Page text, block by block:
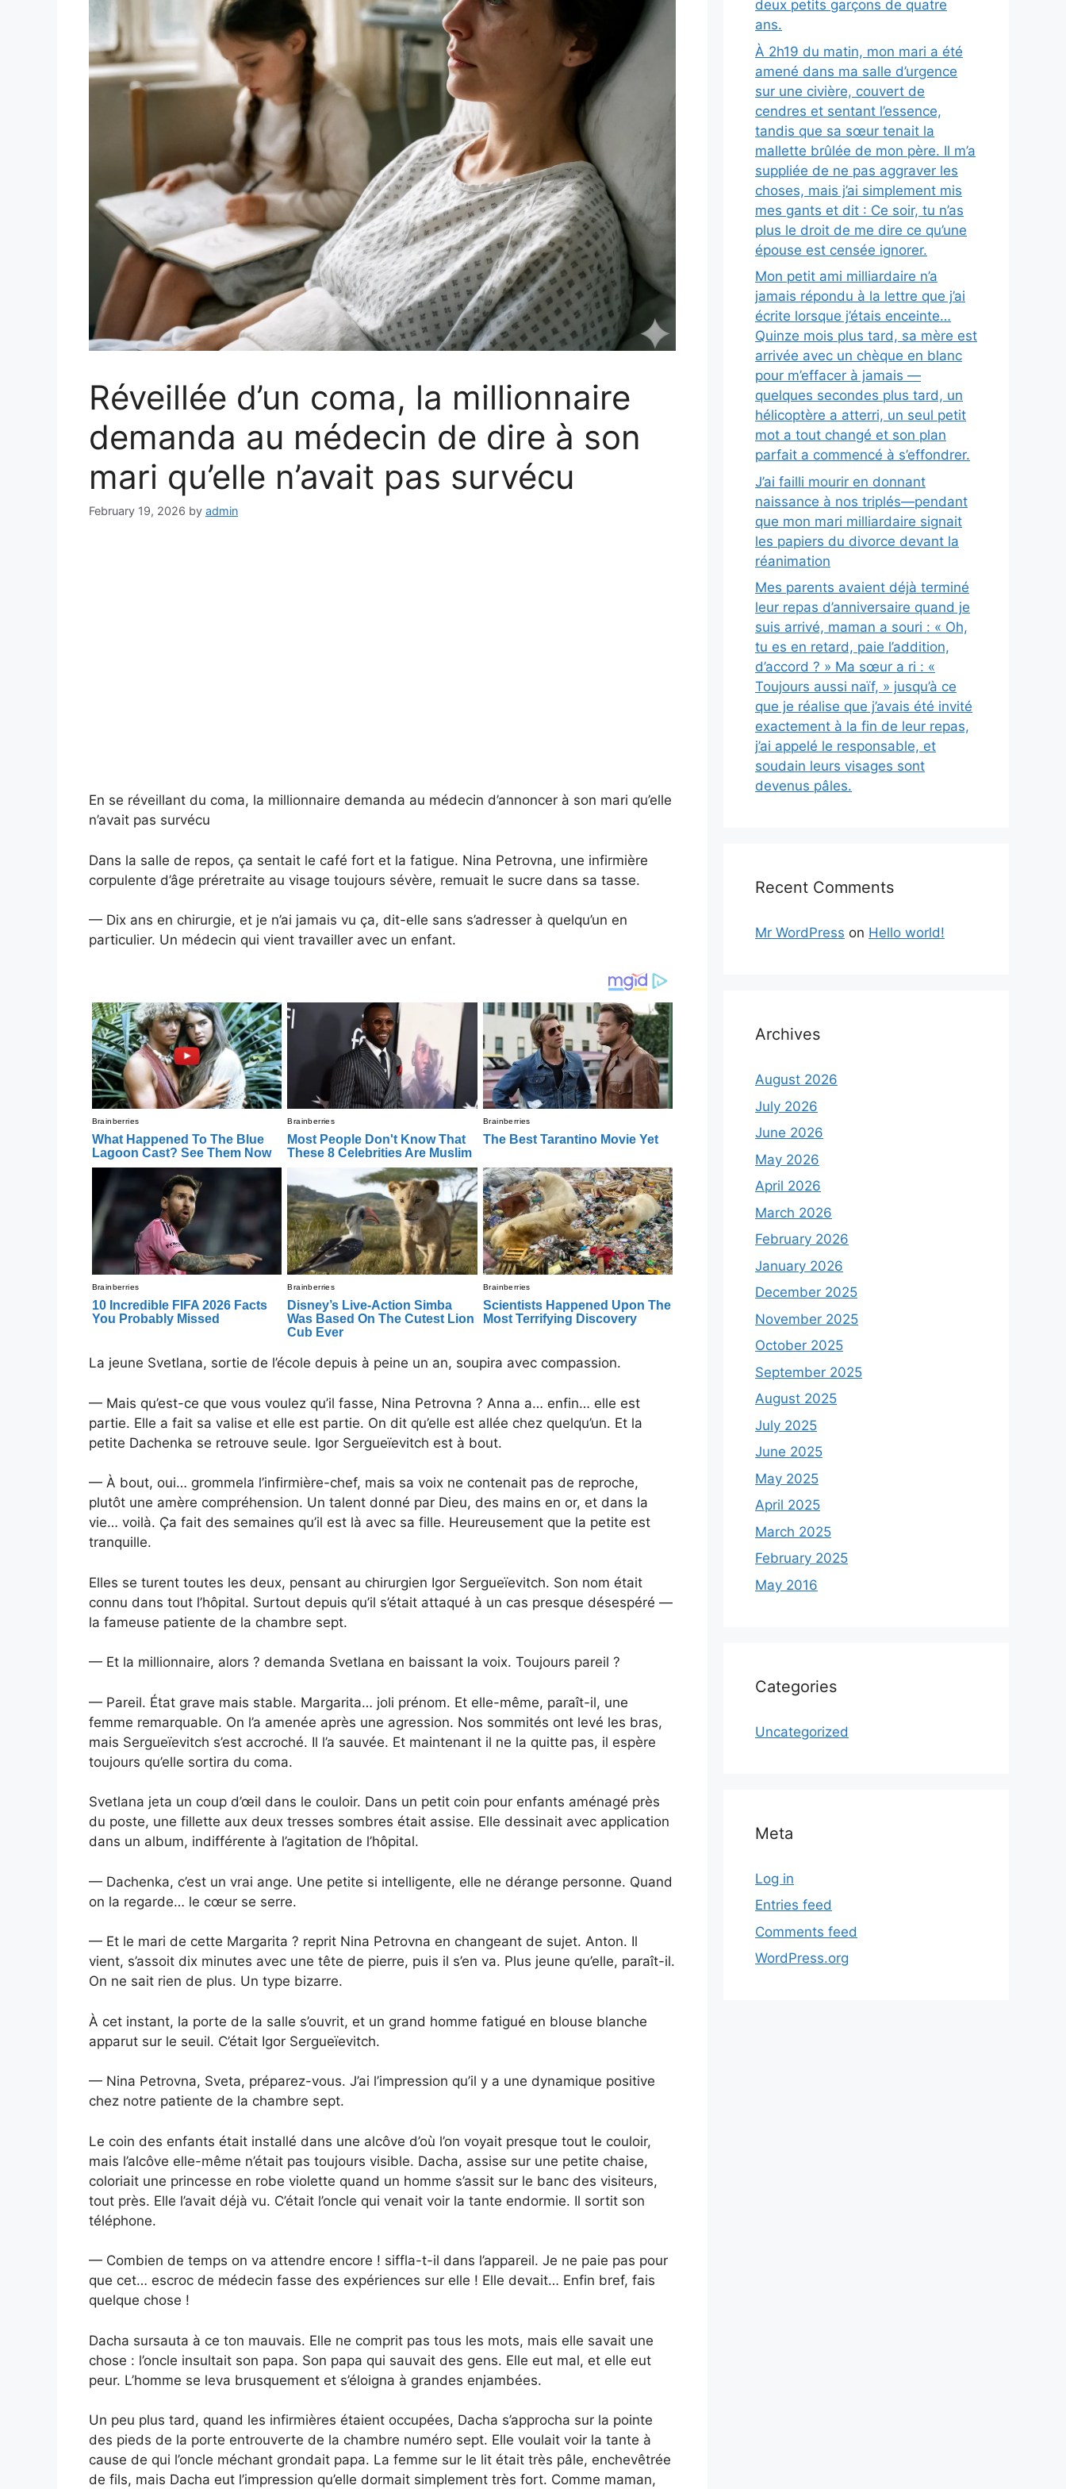
Réveillée d’un coma, la millionnaire
demanda au médecin de dire à son
mari qu’elle n’avait pas survécu
February 19, 2026 by admin
En se réveillant du coma, la millionnaire demanda au médecin d’annoncer à son mari qu’elle
n’avait pas survécu
Dans la salle de repos, ça sentait le café fort et la fatigue. Nina Petrovna, une infirmière
corpulente d’âge préretraite au visage toujours sévère, remuait le sucre dans sa tasse.
— Dix ans en chirurgie, et je n’ai jamais vu ça, dit-elle sans s’adresser à quelqu’un en
particulier. Un médecin qui vient travailler avec un enfant.
La jeune Svetlana, sortie de l’école depuis à peine un an, soupira avec compassion.
— Mais qu’est-ce que vous voulez qu’il fasse, Nina Petrovna ? Anna a… enfin… elle est
partie. Elle a fait sa valise et elle est partie. On dit qu’elle est allée chez quelqu’un. Et la
petite Dachenka se retrouve seule. Igor Sergueïevitch est à bout.
— À bout, oui… grommela l’infirmière-chef, mais sa voix ne contenait pas de reproche,
plutôt une amère compréhension. Un talent donné par Dieu, des mains en or, et dans la
vie… voilà. Ça fait des semaines qu’il est là avec sa fille. Heureusement que la petite est
tranquille.
Elles se turent toutes les deux, pensant au chirurgien Igor Sergueïevitch. Son nom était
connu dans tout l’hôpital. Surtout depuis qu’il s’était attaqué à un cas presque désespéré —
la fameuse patiente de la chambre sept.
— Et la millionnaire, alors ? demanda Svetlana en baissant la voix. Toujours pareil ?
— Pareil. État grave mais stable. Margarita… joli prénom. Et elle-même, paraît-il, une
femme remarquable. On l’a amenée après une agression. Nos sommités ont levé les bras,
mais Sergueïevitch s’est accroché. Il l’a sauvée. Et maintenant il ne la quitte pas, il espère
toujours qu’elle sortira du coma.
Svetlana jeta un coup d’œil dans le couloir. Dans un petit coin pour enfants aménagé près
du poste, une fillette aux deux tresses sombres était assise. Elle dessinait avec application
dans un album, indifférente à l’agitation de l’hôpital.
— Dachenka, c’est un vrai ange. Une petite si intelligente, elle ne dérange personne. Quand
on la regarde… le cœur se serre.
— Et le mari de cette Margarita ? reprit Nina Petrovna en changeant de sujet. Anton. Il
vient, s’assoit dix minutes avec une tête de pierre, puis il s’en va. Plus jeune qu’elle, paraît-il.
On ne sait rien de plus. Un type bizarre.
À cet instant, la porte de la salle s’ouvrit, et un grand homme fatigué en blouse blanche
apparut sur le seuil. C’était Igor Sergueïevitch.
— Nina Petrovna, Sveta, préparez-vous. J’ai l’impression qu’il y a une dynamique positive
chez notre patiente de la chambre sept.
Le coin des enfants était installé dans une alcôve d’où l’on voyait presque tout le couloir,
mais l’alcôve elle-même n’était pas toujours visible. Dacha, assise sur une petite chaise,
coloriait une princesse en robe violette quand un homme s’assit sur le banc des visiteurs,
tout près. Elle l’avait déjà vu. C’était l’oncle qui venait voir la tante endormie. Il sortit son
téléphone.
— Combien de temps on va attendre encore ! siffla-t-il dans l’appareil. Je ne paie pas pour
que cet… escroc de médecin fasse des expériences sur elle ! Elle devait… Enfin bref, fais
quelque chose !
Dacha sursauta à ce ton mauvais. Elle ne comprit pas tous les mots, mais elle savait une
chose : l’oncle insultait son papa. Son papa qui sauvait des gens. Elle eut mal, et elle eut
peur. L’homme se leva brusquement et s’éloigna à grandes enjambées.
Un peu plus tard, quand les infirmières étaient occupées, Dacha s’approcha sur la pointe
des pieds de la porte entrouverte de la chambre numéro sept. Elle voulait voir la tante à
cause de qui l’oncle méchant grondait papa. La femme sur le lit était très pâle, enchevêtrée
de fils, mais Dacha eut l’impression qu’elle dormait simplement très fort. Comme maman,
deux petits garçons de quatre
ans.
À 2h19 du matin, mon mari a été
amené dans ma salle d’urgence
sur une civière, couvert de
cendres et sentant l’essence,
tandis que sa sœur tenait la
mallette brûlée de mon père. Il m’a
suppliée de ne pas aggraver les
choses, mais j’ai simplement mis
mes gants et dit : Ce soir, tu n’as
plus le droit de me dire ce qu’une
épouse est censée ignorer.
Mon petit ami milliardaire n’a
jamais répondu à la lettre que j’ai
écrite lorsque j’étais enceinte…
Quinze mois plus tard, sa mère est
arrivée avec un chèque en blanc
pour m’effacer à jamais —
quelques secondes plus tard, un
hélicoptère a atterri, un seul petit
mot a tout changé et son plan
parfait a commencé à s’effondrer.
J’ai failli mourir en donnant
naissance à nos triplés—pendant
que mon mari milliardaire signait
les papiers du divorce devant la
réanimation
Mes parents avaient déjà terminé
leur repas d’anniversaire quand je
suis arrivé, maman a souri : « Oh,
tu es en retard, paie l’addition,
d’accord ? » Ma sœur a ri : «
Toujours aussi naïf, » jusqu’à ce
que je réalise que j’avais été invité
exactement à la fin de leur repas,
j’ai appelé le responsable, et
soudain leurs visages sont
devenus pâles.
Recent Comments
Mr WordPress on Hello world!
Archives
August 2026
July 2026
June 2026
May 2026
April 2026
March 2026
February 2026
January 2026
December 2025
November 2025
October 2025
September 2025
August 2025
July 2025
June 2025
May 2025
April 2025
March 2025
February 2025
May 2016
Categories
Uncategorized
Meta
Log in
Entries feed
Comments feed
WordPress.org